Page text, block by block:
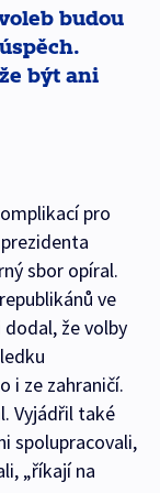
budou
být ani
pro
sbor opíral.
ve
že volby
i ze zahraničí.
Vyjádřil také
spolupracovali,
„říkají na